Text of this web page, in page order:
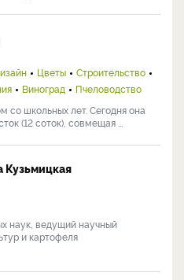
Цветы
Строительство
Виноград
Пчеловодство
со школьных лет. Сегодня она
(12 соток), совмещая ...
Кузьмицкая
наук, ведущий научный
и картофеля